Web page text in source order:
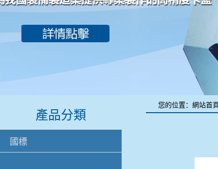
產品分類
國標
您的位置： 網站首